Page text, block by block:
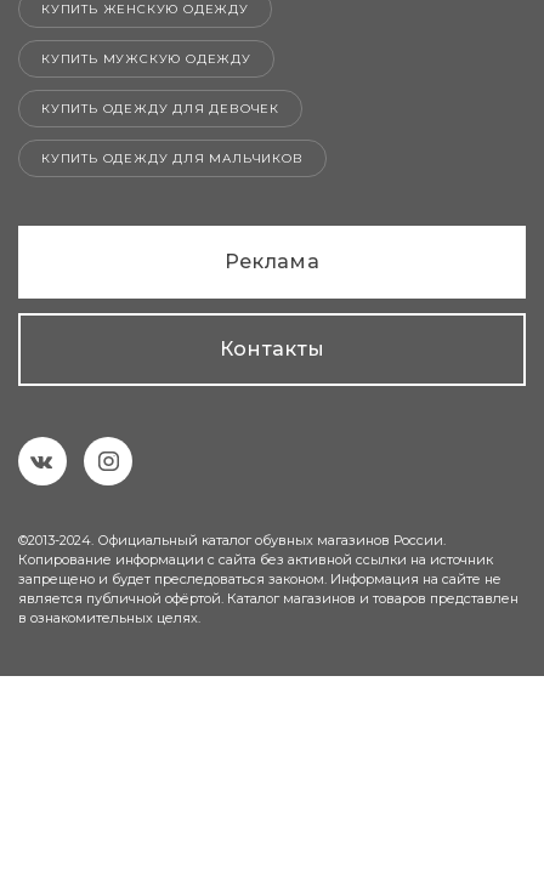
КУПИТЬ ЖЕНСКУЮ ОДЕЖДУ
КУПИТЬ МУЖСКУЮ ОДЕЖДУ
КУПИТЬ ОДЕЖДУ ДЛЯ ДЕВОЧЕК
КУПИТЬ ОДЕЖДУ ДЛЯ МАЛЬЧИКОВ
Реклама
Контакты
©2013-2024. Официальный каталог обувных магазинов России.
Копирование информации с сайта без активной ссылки на источник
запрещено и будет преследоваться законом. Информация на сайте не
является публичной офёртой. Каталог магазинов и товаров представлен
в ознакомительных целях.